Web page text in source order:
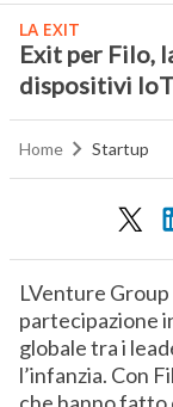
LA EXIT
Exit per Filo,
dispositivi IoT
Home Startup
LVenture
partecipazione
globale tra i
l’infanzia. Con